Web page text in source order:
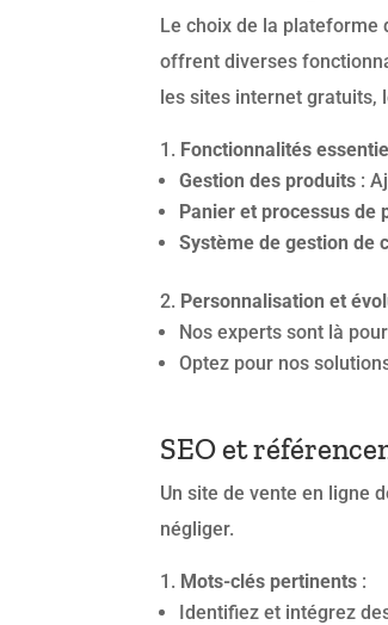
Le choix de la plateforme
offrent diverses
les sites internet gratuits,
Fonctionnalités
Gestion des produits :
Panier et processus de
Système de gestion de
Personnalisation et
Nos experts sont là
Optez pour nos
SEO et
Un site de vente en ligne
négliger.
Mots-clés pertinents :
Identifiez et intégrez